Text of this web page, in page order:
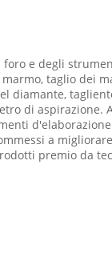
e degli
taglio dei
di
a
premio da